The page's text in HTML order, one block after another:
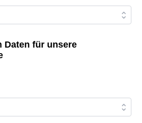
Daten für unsere